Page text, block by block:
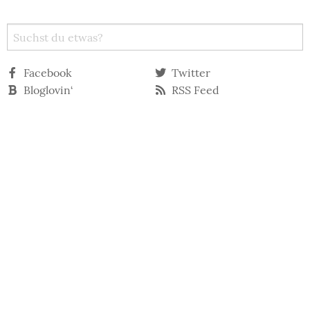
Facebook
Twitter
Bloglovin‘
RSS Feed